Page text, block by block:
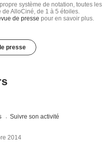
système de notation, toutes les
AlloCiné, de 1 à 5 étoiles.
de presse pour en savoir plus.
presse
Suivre son activité
2014